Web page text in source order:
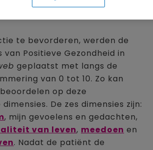
te bevorderen, werden de
van Positieve Gezondheid in
geplaatst met langs de
van 0 tot 10. Zo kan
op deze
De zes dimensies zijn:
, mijn gevoelens en gedachten,
van leven, meedoen en
. Nadat de patiënt de